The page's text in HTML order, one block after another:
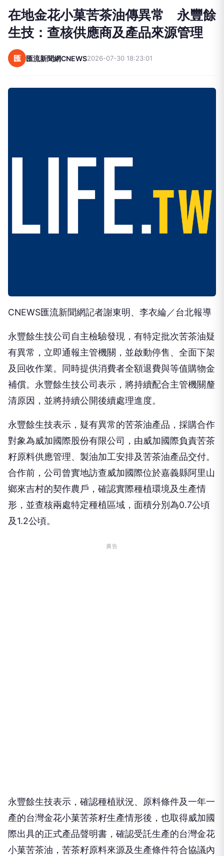
在地金花小菓苦茶油傳異常 永豐餘
生技：查核供應商及產品來源管理
匯 匯流新聞網CNEWS2026-07-30 18:23:01
CNEWS匯流新聞網記者謝東明、李衣綸／台北報導
永豐餘生技公司自主檢驗發現，有特定批次苦茶油疑
有異常，立即通報主管機關，並啟動停售、全面下架
及回收作業。同時提供消費者全額退費與等值購物金
補償。永豐餘生技公司表示，將持續配合主管機關釐
清原因，並將持續公開後續處理進度。
永豐餘生技表示，疑有異常的苦茶油產品，採購合作
對象為威加國際股份有限公司，由威加國際負責苦茶
籽原料供應管理、製油加工安排及苦茶油產品交付。
合作前，公司曾實地訪查威加國際位於嘉義縣阿里山
鄉來吉村的契作農戶，確認實際種植環境及生產情
形，並查核兩處特定種植區域，面積分別為0.7公頃
及1.2公頃。
廣告
永豐餘生技表示，確認種植狀況、原料條件及一年一
產的台灣金花小菓苦茶籽生產情形後，也取得威加國
際出具的正式產品聲明書，確認受託生產的台灣金花
小菓苦茶油，苦茶籽原料來源及生產條件符合協議內